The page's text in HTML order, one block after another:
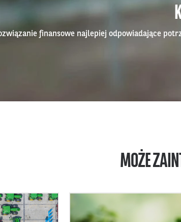
finansowe najlepiej odpowiadające
MOŻE